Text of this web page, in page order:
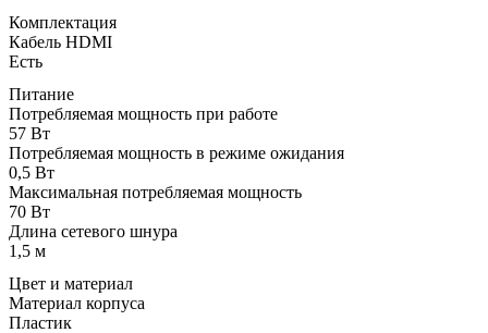
Комплектация
Кабель HDMI
Есть
Питание
Потребляемая мощность при работе
57 Вт
Потребляемая мощность в режиме ожидания
0,5 Вт
Максимальная потребляемая мощность
70 Вт
Длина сетевого шнура
1,5 м
Цвет и материал
Материал корпуса
Пластик